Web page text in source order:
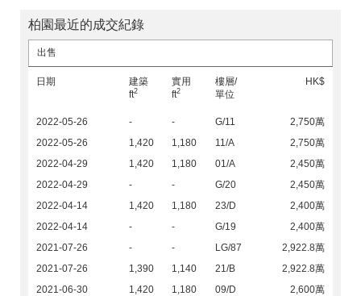
柏園最近的成交紀錄
出售
日期
建築
ft2
實用
ft2
樓層/
單位
HK$
2022-05-26 - - G/11
2,750萬
2022-05-26
1,420 1,180 11/A
2,750萬
2022-04-29
1,420 1,180 01/A
2,450萬
2022-04-29
- - G/20
2,450萬
2022-04-14
1,420 1,180 23/D
2,400萬
2022-04-14
- - G/19
2,400萬
2021-07-26
- - LG/87
2,922.8萬
2021-07-26
1,390 1,140 21/B
2,922.8萬
2021-06-30
1,420 1,180 09/D
2,600萬